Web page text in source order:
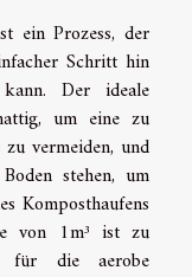
ein Prozess, der
Schritt hin
Der ideale
um eine zu
vermeiden, und
stehen, um
Komposthaufens
von 1m³ ist zu
für die aerobe